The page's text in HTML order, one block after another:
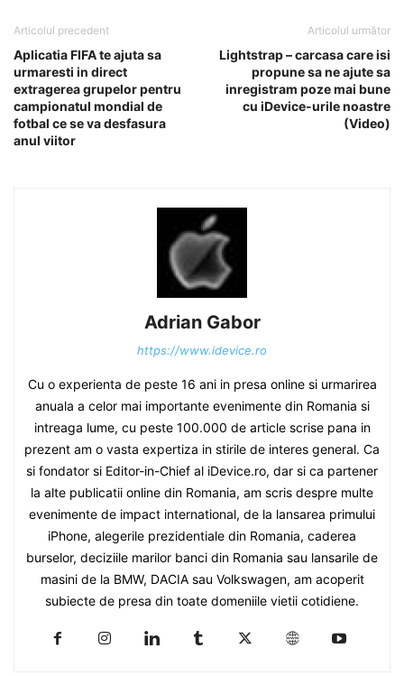
Articolul precedent
Aplicatia FIFA te ajuta sa
urmaresti in direct
extragerea grupelor pentru
campionatul mondial de
fotbal ce se va desfasura
anul viitor
Articolul următor
Lightstrap – carcasa care isi
propune sa ne ajute sa
inregistram poze mai bune
cu iDevice-urile noastre
(Video)
Adrian Gabor
https://www.idevice.ro
Cu o experienta de peste 16 ani in presa online si urmarirea
anuala a celor mai importante evenimente din Romania si
intreaga lume, cu peste 100.000 de article scrise pana in
prezent am o vasta expertiza in stirile de interes general. Ca
si fondator si Editor-in-Chief al iDevice.ro, dar si ca partener
la alte publicatii online din Romania, am scris despre multe
evenimente de impact international, de la lansarea primului
iPhone, alegerile prezidentiale din Romania, caderea
burselor, deciziile marilor banci din Romania sau lansarile de
masini de la BMW, DACIA sau Volkswagen, am acoperit
subiecte de presa din toate domeniile vietii cotidiene.